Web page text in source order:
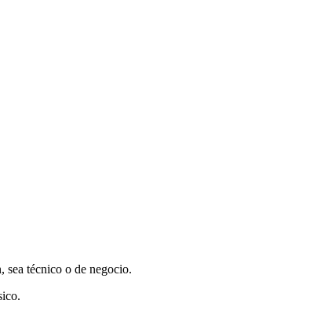
sea técnico o de negocio.